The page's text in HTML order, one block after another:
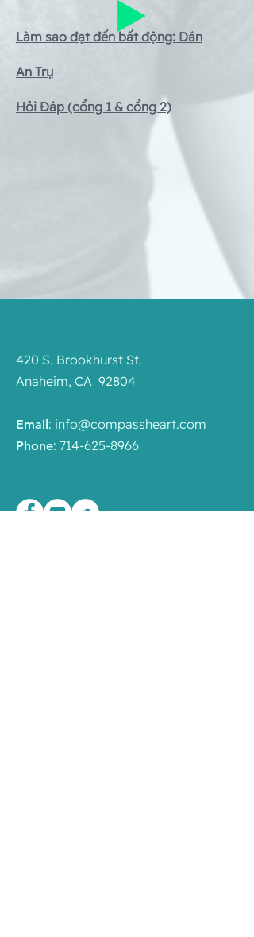
​Làm sao đạt đến bất động: Dán
An Trụ
​Hỏi Đáp (cổng 1 & cổng 2)
420 S. Brookhurst St.
Anaheim, CA 92804
Email: info@compassheart.com
Phone: 714-625-8966